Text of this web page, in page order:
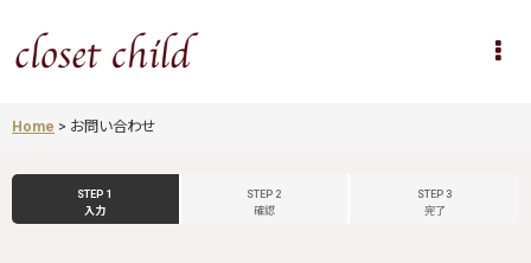
Home > お問い合わせ
STEP 1
入力
STEP 2
確認
STEP 3
完了